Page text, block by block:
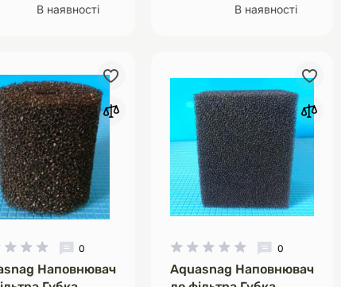
В наявності В наявності
0
Наповнювач
0
Aquasnag Наповнювач